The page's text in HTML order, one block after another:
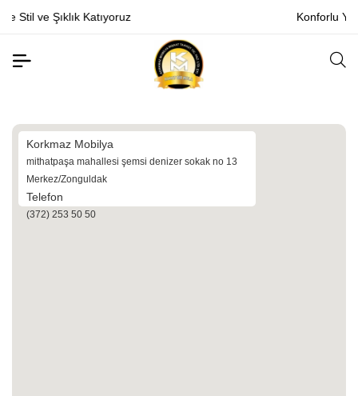
Konforlu Yaşam Alanları Tasarlıyoruz
Korkmaz Mobilya
mithatpaşa mahallesi şemsi denizer sokak no 13
Merkez/Zonguldak
Telefon
(372) 253 50 50